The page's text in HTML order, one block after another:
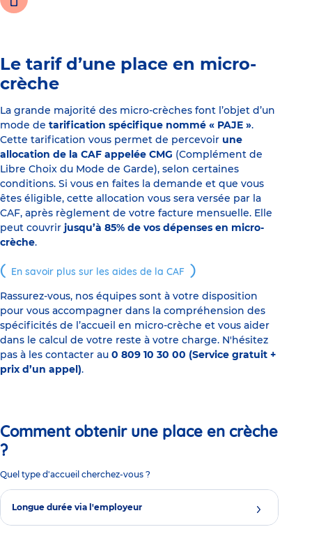
Le tarif d’une place en micro-
crèche
La grande majorité des micro-crèches font l’objet d’un
mode de tarification spécifique nommé « PAJE ».
Cette tarification vous permet de percevoir une
allocation de la CAF appelée CMG (Complément de
Libre Choix du Mode de Garde), selon certaines
conditions. Si vous en faites la demande et que vous
êtes éligible, cette allocation vous sera versée par la
CAF, après règlement de votre facture mensuelle. Elle
peut couvrir jusqu’à 85% de vos dépenses en micro-
crèche.
En savoir plus sur les aides de la CAF
Rassurez-vous, nos équipes sont à votre disposition
pour vous accompagner dans la compréhension des
spécificités de l’accueil en micro-crèche et vous aider
dans le calcul de votre reste à votre charge. N'hésitez
pas à les contacter au 0 809 10 30 00 (Service gratuit +
prix d’un appel).
Comment obtenir une place en crèche
?
Quel type d'accueil cherchez-vous ?
Longue durée via l'employeur